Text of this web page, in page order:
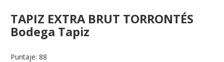
TAPIZ EXTRA BRUT TORRONTÉS
Bodega Tapiz
Puntaje: 88